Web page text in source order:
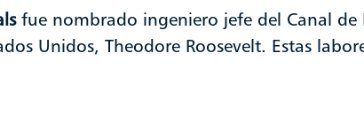
fue nombrado ingeniero jefe del Canal de
Unidos, Theodore Roosevelt. Estas